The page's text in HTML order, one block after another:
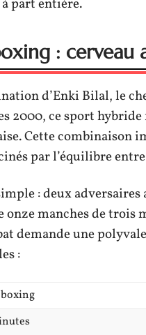
part entière.
: cerveau
d’Enki Bilal, le
2000, ce sport
Cette combinaison
par l’équilibre
: deux
manches de trois
demande une
: